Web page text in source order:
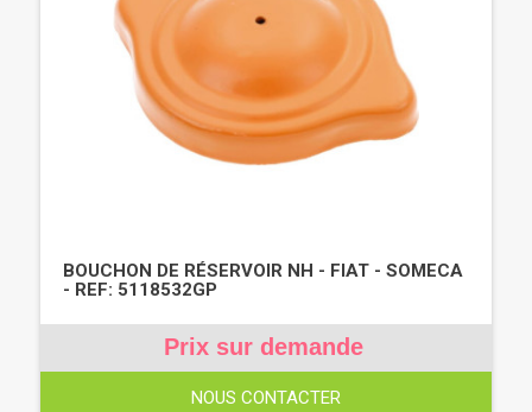
BOUCHON DE RÉSERVOIR NH - FIAT - SOMECA
- REF: 5118532GP
Prix sur demande
NOUS CONTACTER